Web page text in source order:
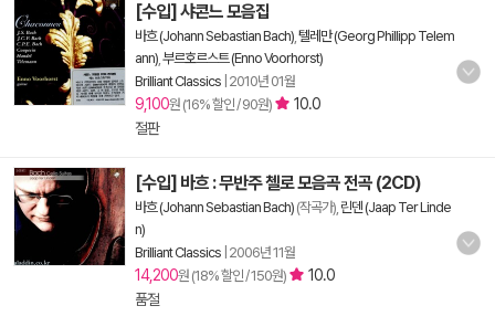
[수입] 샤콘느 모음집
바흐 (Johann Sebastian Bach) 텔레만 (Georg Phillipp Telem
ann) 부르호르스트 (Enno Voorhorst)
Brilliant Classics 2010년 01월
9,100원 (16% 할인 / 90원)
10.0
절판
[수입] 바흐 : 무반주 첼로 모음곡 전곡 (2CD)
바흐 (Johann Sebastian Bach) (작곡가), 린덴 (Jaap Ter Linde
n)
Brilliant Classics 2006년 11월
14,200원 (18% 할인 / 150원)
10.0
품절